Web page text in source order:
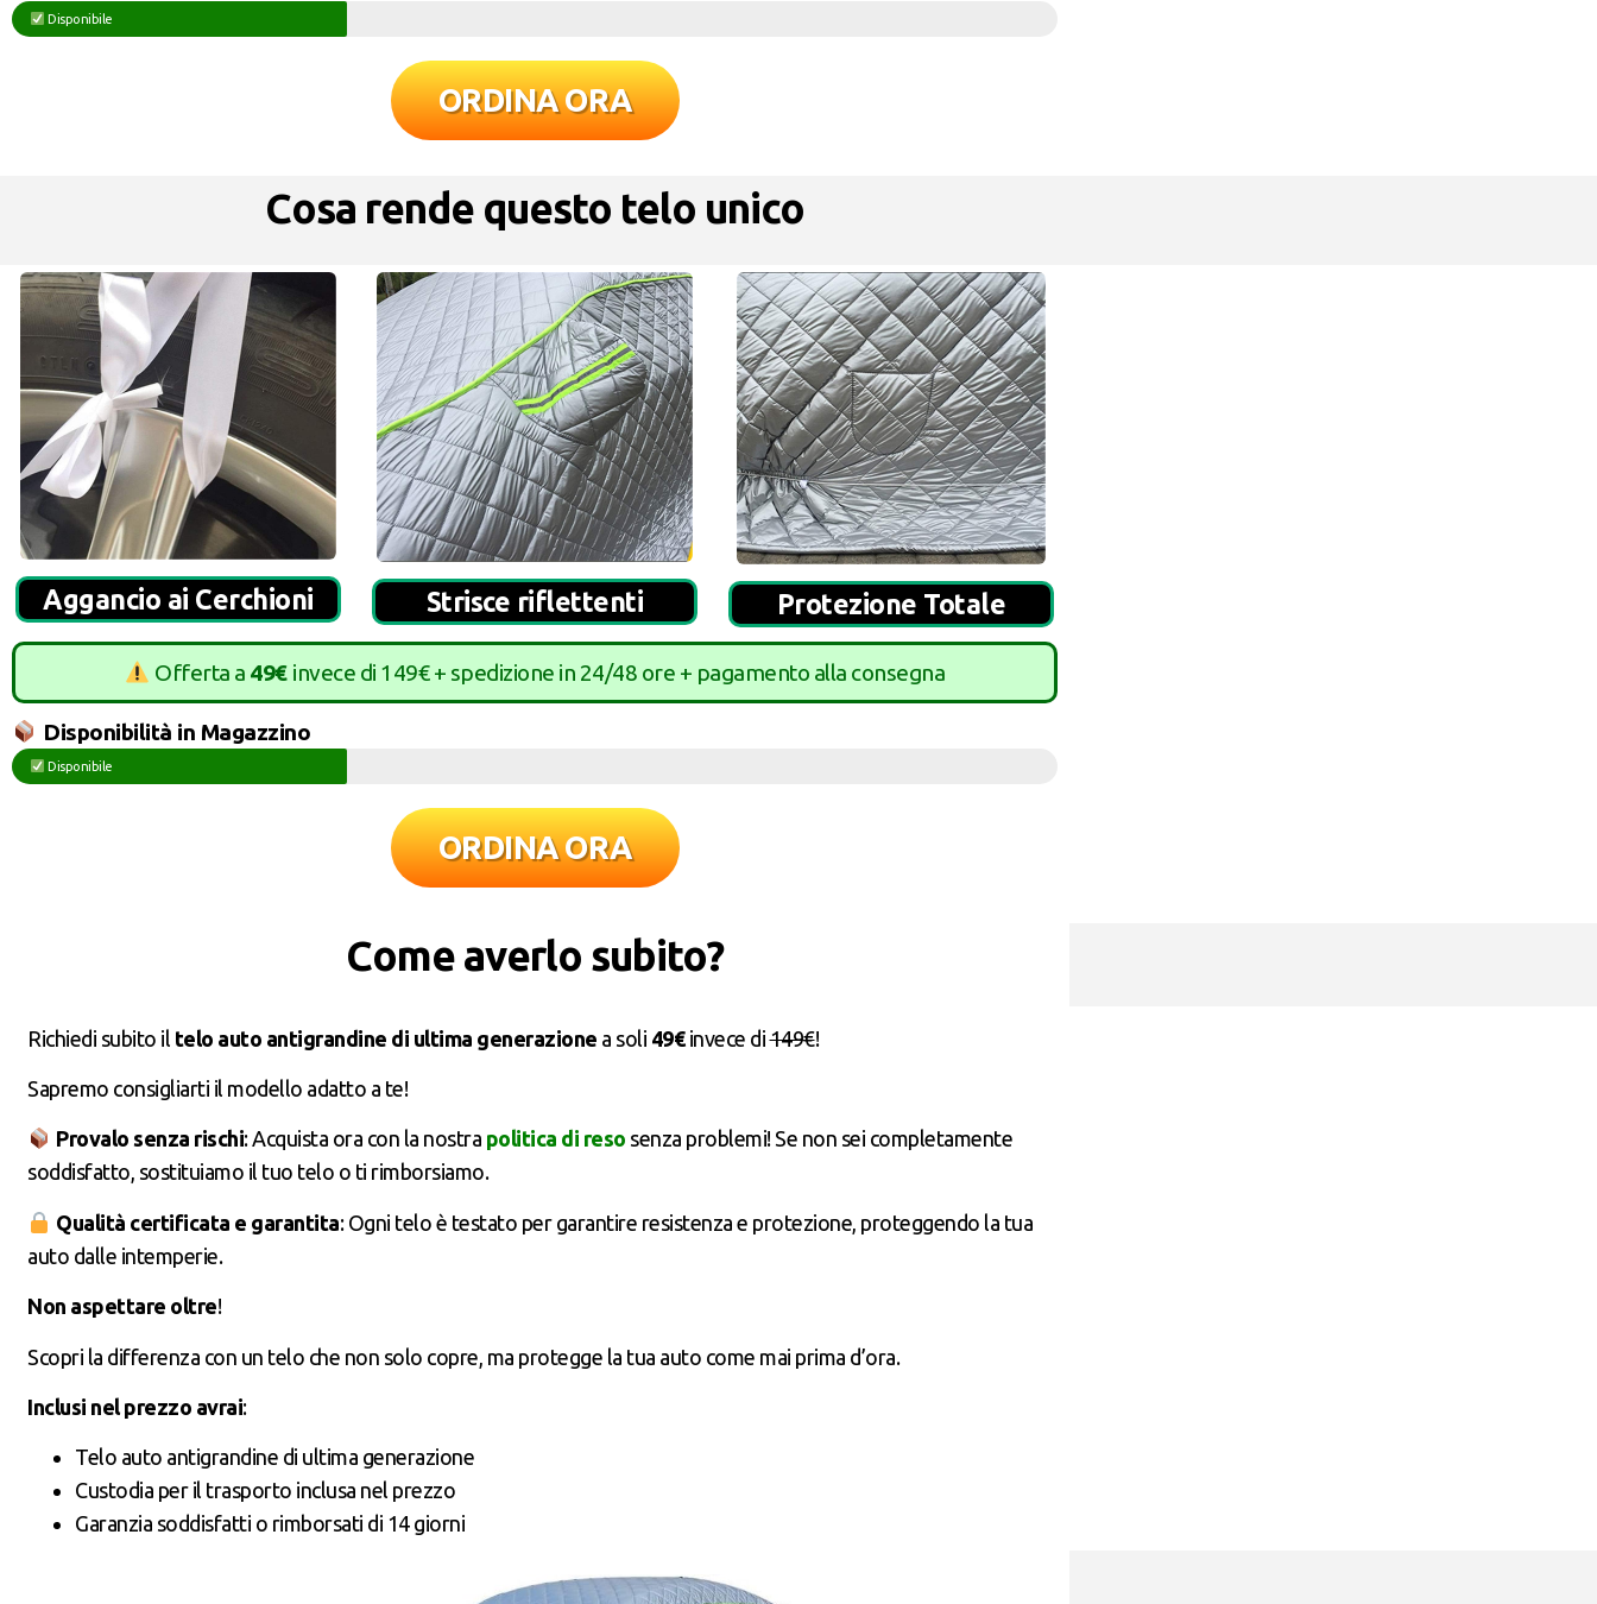
Disponibile
ORDINA ORA
Cosa rende questo telo unico
Aggancio ai Cerchioni Strisce riflettenti Protezione Totale
Offerta a 49€ invece di 149€ + spedizione in 24/48 ore + pagamento alla consegna
Disponibilità in Magazzino
Disponibile
ORDINA ORA
Come averlo subito?
Richiedi subito il telo auto antigrandine di ultima generazione a soli 49€invece di149€!
Sapremo consigliarti il modello adatto a te!
Provalo senza rischi: Acquista ora con la nostra politica di reso senza problemi! Se non sei completamente
soddisfatto, sostituiamo il tuo telo o ti rimborsiamo.
Qualità certificata e garantita: Ogni telo è testato per garantire resistenza e protezione, proteggendo la tua
auto dalle intemperie.
Non aspettare oltre!
Scopri la differenza con un telo che non solo copre, ma protegge la tua auto come mai prima d’ora.
Inclusi nel prezzo avrai:
Telo auto antigrandine di ultima generazione
Custodia per il trasporto inclusa nel prezzo
Garanzia soddisfatti o rimborsati di 14 giorni